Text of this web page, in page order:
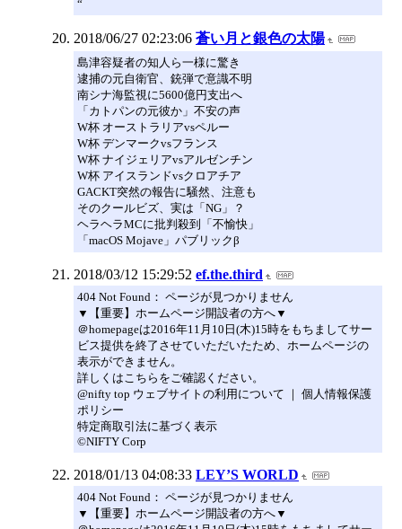
“
2018/06/27 02:23:06 蒼い月と銀色の太陽
島津容疑者の知人ら一様に驚き
逮捕の元自衛官、銃弾で意識不明
南シナ海監視に5600億円支出へ
「カトパンの元彼か」不安の声
W杯 オーストラリアvsペルー
W杯 デンマークvsフランス
W杯 ナイジェリアvsアルゼンチン
W杯 アイスランドvsクロアチア
GACKT突然の報告に騒然、注意も
そのクールビズ、実は「NG」？
ヘラヘラMCに批判殺到「不愉快」
「macOS Mojave」パブリックβ
2018/03/12 15:29:52 ef.the.third
404 Not Found： ページが見つかりません
▼【重要】ホームページ開設者の方へ▼
＠homepageは2016年11月10日(木)15時をもちましてサー
ビス提供を終了させていただいたため、ホームページの
表示ができません。
詳しくはこちらをご確認ください。
@nifty top ウェブサイトの利用について ｜ 個人情報保護
ポリシー
特定商取引法に基づく表示
©NIFTY Corp
2018/01/13 04:08:33 LEY’S WORLD
404 Not Found： ページが見つかりません
▼【重要】ホームページ開設者の方へ▼